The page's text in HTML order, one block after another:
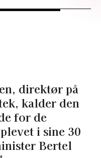
direktør på
kalder den
for de
i sine 30
Bertel